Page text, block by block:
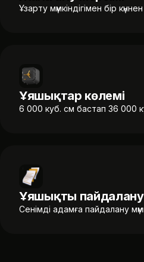
Ұзарту мүмкіндігімен бір
Ұяшықтар көлемі
6 000 куб. см бастап 36 000
Ұяшықты пайдалану
Сенімді адамға пайдалану